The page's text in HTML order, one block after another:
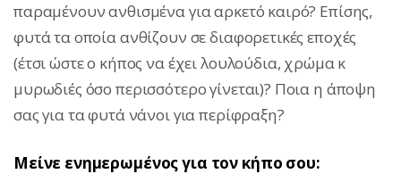
παραμένουν ανθισμένα για αρκετό καιρό? Επίσης,
φυτά τα οποία ανθίζουν σε διαφορετικές εποχές
(έτσι ώστε ο κήπος να έχει λουλούδια, χρώμα κ
μυρωδιές όσο περισσότερο γίνεται)? Ποια η άποψη
σας για τα φυτά νάνοι για περίφραξη?
Μείνε ενημερωμένος για τον κήπο σου: